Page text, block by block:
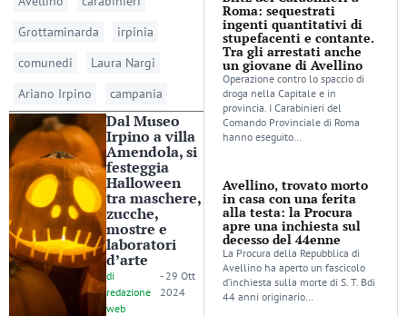
Grottaminarda
irpinia
comunedi
Laura Nargi
Ariano Irpino
campania
Dal Museo
Irpino a villa
Amendola, si
festeggia
Halloween
tra maschere,
zucche,
mostre e
laboratori
d’arte
di
redazione
web
- 29 Ott
2024
Roma: sequestrati
ingenti quantitativi di
stupefacenti e contante.
Tra gli arrestati anche
un giovane di Avellino
Operazione contro lo spaccio di
droga nella Capitale e in
provincia. I Carabinieri del
Comando Provinciale di Roma
hanno eseguito…
Avellino, trovato morto
in casa con una ferita
alla testa: la Procura
apre una inchiesta sul
decesso del 44enne
La Procura della Repubblica di
Avellino ha aperto un fascicolo
d’inchiesta sulla morte di S. T. Bdi
44 anni originario…